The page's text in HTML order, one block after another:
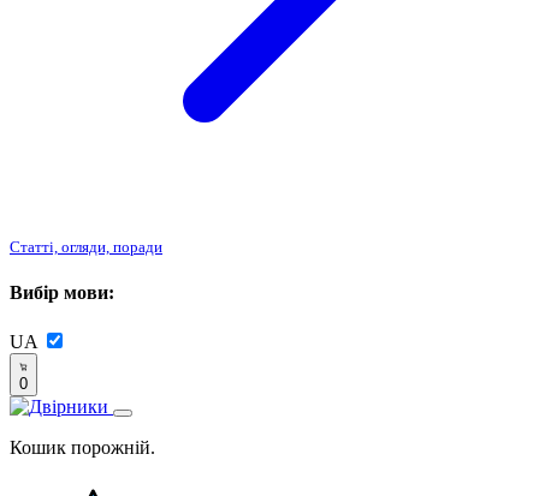
Статті, огляди, поради
Вибір мови:
UA
0
Кошик порожній.